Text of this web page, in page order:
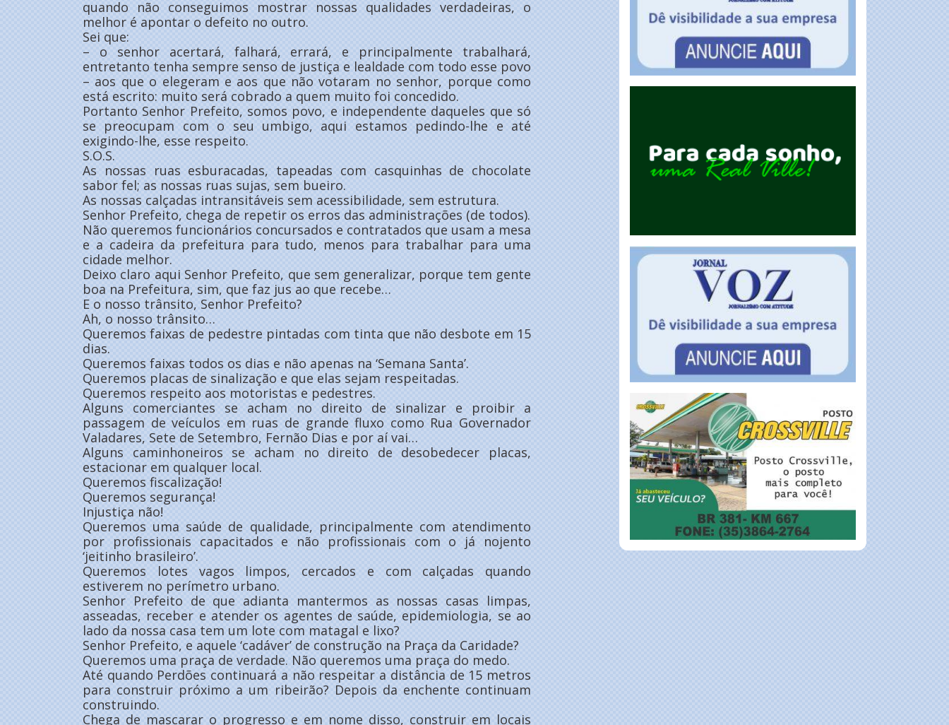
quando não conseguimos mostrar nossas qualidades verdadeiras, o
melhor é apontar o defeito no outro.
Sei que:
– o senhor acertará, falhará, errará, e principalmente trabalhará,
entretanto tenha sempre senso de justiça e lealdade com todo esse povo
– aos que o elegeram e aos que não votaram no senhor, porque como
está escrito: muito será cobrado a quem muito foi concedido.
Portanto Senhor Prefeito, somos povo, e independente daqueles que só
se preocupam com o seu umbigo, aqui estamos pedindo-lhe e até
exigindo-lhe, esse respeito.
S.O.S.
As nossas ruas esburacadas, tapeadas com casquinhas de chocolate
sabor fel; as nossas ruas sujas, sem bueiro.
As nossas calçadas intransitáveis sem acessibilidade, sem estrutura.
Senhor Prefeito, chega de repetir os erros das administrações (de todos).
Não queremos funcionários concursados e contratados que usam a mesa
e a cadeira da prefeitura para tudo, menos para trabalhar para uma
cidade melhor.
Deixo claro aqui Senhor Prefeito, que sem generalizar, porque tem gente
boa na Prefeitura, sim, que faz jus ao que recebe…
E o nosso trânsito, Senhor Prefeito?
Ah, o nosso trânsito…
Queremos faixas de pedestre pintadas com tinta que não desbote em 15
dias.
Queremos faixas todos os dias e não apenas na ‘Semana Santa’.
Queremos placas de sinalização e que elas sejam respeitadas.
Queremos respeito aos motoristas e pedestres.
Alguns comerciantes se acham no direito de sinalizar e proibir a
passagem de veículos em ruas de grande fluxo como Rua Governador
Valadares, Sete de Setembro, Fernão Dias e por aí vai…
Alguns caminhoneiros se acham no direito de desobedecer placas,
estacionar em qualquer local.
Queremos fiscalização!
Queremos segurança!
Injustiça não!
Queremos uma saúde de qualidade, principalmente com atendimento
por profissionais capacitados e não profissionais com o já nojento
‘jeitinho brasileiro’.
Queremos lotes vagos limpos, cercados e com calçadas quando
estiverem no perímetro urbano.
Senhor Prefeito de que adianta mantermos as nossas casas limpas,
asseadas, receber e atender os agentes de saúde, epidemiologia, se ao
lado da nossa casa tem um lote com matagal e lixo?
Senhor Prefeito, e aquele ‘cadáver’ de construção na Praça da Caridade?
Queremos uma praça de verdade. Não queremos uma praça do medo.
Até quando Perdões continuará a não respeitar a distância de 15 metros
para construir próximo a um ribeirão? Depois da enchente continuam
construindo.
Chega de mascarar o progresso e em nome disso, construir em locais